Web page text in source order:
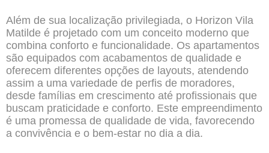
Além de sua localização privilegiada, o Horizon Vila
Matilde é projetado com um conceito moderno que
combina conforto e funcionalidade. Os apartamentos
são equipados com acabamentos de qualidade e
oferecem diferentes opções de layouts, atendendo
assim a uma variedade de perfis de moradores,
desde famílias em crescimento até profissionais que
buscam praticidade e conforto. Este empreendimento
é uma promessa de qualidade de vida, favorecendo
a convivência e o bem-estar no dia a dia.